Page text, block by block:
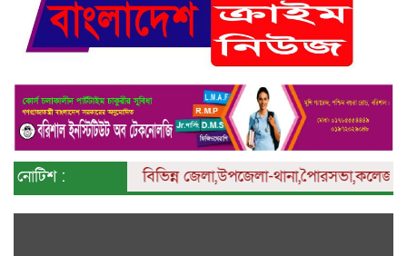
নোটিশ : বিভিন্নজেলা,উপজেলা-থানা,পৈারসভা,কলেজ ও